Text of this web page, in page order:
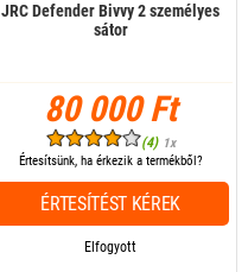
JRC Defender Bivvy 2 személyes
sátor
80 000 Ft
(4) 1x
Elfogyott
Értesítsünk, ha érkezik a termékből?
ÉRTESÍTÉST KÉREK